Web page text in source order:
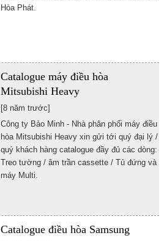
Hòa Phát.
Catalogue máy điều hòa
Mitsubishi Heavy
[8 năm trước]
Công ty Bảo Minh - Nhà phân phối máy điều
hòa Mitsubishi Heavy xin gửi tới quý đại lý /
quý khách hàng catalogue đầy đủ các dòng:
Treo tường / âm trần cassette / Tủ đứng và
máy Multi.
Catalogue điều hòa Samsung